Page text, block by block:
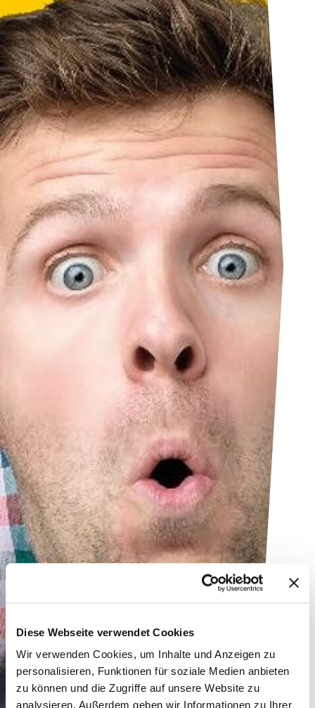
Diese Webseite verwendet Cookies
Wir verwenden Cookies, um Inhalte und Anzeigen zu
personalisieren, Funktionen für soziale Medien anbieten
zu können und die Zugriffe auf unsere Website zu
analysieren. Außerdem geben wir Informationen zu Ihrer